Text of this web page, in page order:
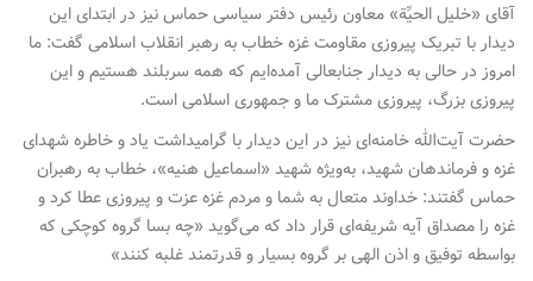
آقای «خلیل الحیِّة» معاون رئیس دفتر سیاسی حماس نیز در ابتدای این
دیدار با تبریک پیروزی مقاومت غزه خطاب به رهبر انقلاب اسلامی گفت: ما
امروز در حالی به دیدار جنابعالی آمده‌ایم که همه سربلند هستیم و این
پیروزی بزرگ، پیروزی مشترک ما و جمهوری اسلامی است.
حضرت آیت‌الله خامنه‌ای نیز در این دیدار با گرامیداشت یاد و خاطره شهدای
غزه و فرماندهان شهید، به‌ویژه شهید «اسماعیل هنیه»، خطاب به رهبران
حماس گفتند: خداوند متعال به شما و مردم غزه عزت و پیروزی عطا کرد و
غزه را مصداق آیه شریفه‌ای قرار داد که می‌گوید «چه بسا گروه کوچکی که
بواسطه توفیق و اذن الهی بر گروه بسیار و قدرتمند غلبه کنند»